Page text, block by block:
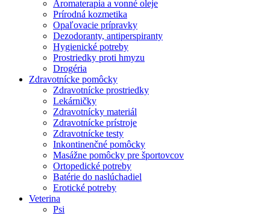
Aromaterapia a vonné oleje
Prírodná kozmetika
Opaľovacie prípravky
Dezodoranty, antiperspiranty
Hygienické potreby
Prostriedky proti hmyzu
Drogéria
Zdravotnícke pomôcky
Zdravotnícke prostriedky
Lekárničky
Zdravotnícky materiál
Zdravotnícke prístroje
Zdravotnícke testy
Inkontinenčné pomôcky
Masážne pomôcky pre športovcov
Ortopedické potreby
Batérie do naslúchadiel
Erotické potreby
Veterina
Psi